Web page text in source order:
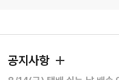
공지사항